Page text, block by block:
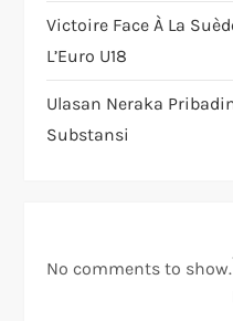
Victoire Face À La
L’Euro U18
Ulasan Neraka
Substansi
No comments to show.